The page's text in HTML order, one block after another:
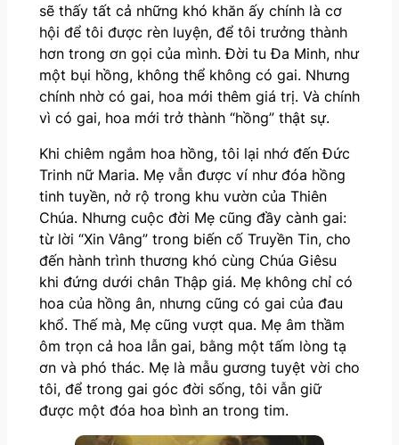
sẽ thấy tất cả những khó khăn ấy chính là cơ
hội để tôi được rèn luyện, để tôi trưởng thành
hơn trong ơn gọi của mình. Đời tu Đa Minh, như
một bụi hồng, không thể không có gai. Nhưng
chính nhờ có gai, hoa mới thêm giá trị. Và chính
vì có gai, hoa mới trở thành “hồng” thật sự.
Khi chiêm ngắm hoa hồng, tôi lại nhớ đến Đức
Trinh nữ Maria. Mẹ vẫn được ví như đóa hồng
tinh tuyền, nở rộ trong khu vườn của Thiên
Chúa. Nhưng cuộc đời Mẹ cũng đầy cành gai:
từ lời “Xin Vâng” trong biến cố Truyền Tin, cho
đến hành trình thương khó cùng Chúa Giêsu
khi đứng dưới chân Thập giá. Mẹ không chỉ có
hoa của hồng ân, nhưng cũng có gai của đau
khổ. Thế mà, Mẹ cũng vượt qua. Mẹ âm thầm
ôm trọn cả hoa lẫn gai, bằng một tấm lòng tạ
ơn và phó thác. Mẹ là mẫu gương tuyệt vời cho
tôi, để trong gai góc đời sống, tôi vẫn giữ
được một đóa hoa bình an trong tim.